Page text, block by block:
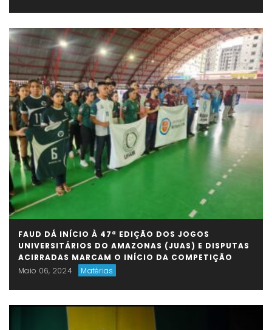
FAUD DÁ INÍCIO À 47ª EDIÇÃO DOS JOGOS
UNIVERSITÁRIOS DO AMAZONAS (JUAS) E DISPUTAS
ACIRRADAS MARCAM O INÍCIO DA COMPETIÇÃO
Maio 06, 2024
Matérias